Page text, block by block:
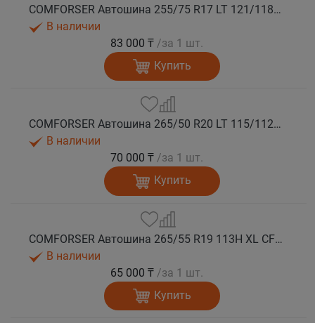
COMFORSER Автошина 255/75 R17 LT 121/118S CF1100 10PR OWL лето
В наличии
83 000 ₸ /за 1 шт.
Купить
COMFORSER Автошина 265/50 R20 LT 115/112S CF1100 RWL лето
В наличии
70 000 ₸ /за 1 шт.
Купить
COMFORSER Автошина 265/55 R19 113H XL CF1100 RWL лето
В наличии
65 000 ₸ /за 1 шт.
Купить